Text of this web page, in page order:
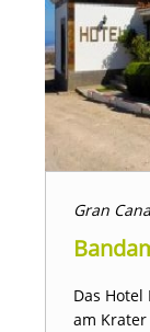
Gran
Das
am